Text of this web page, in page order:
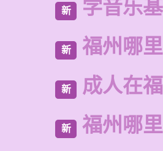
新 学音乐
新 福州哪
新 成人在
新 福州哪